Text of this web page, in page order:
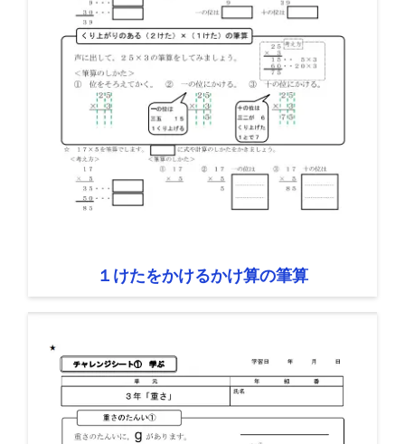
１けたをかけるかけ算の筆算